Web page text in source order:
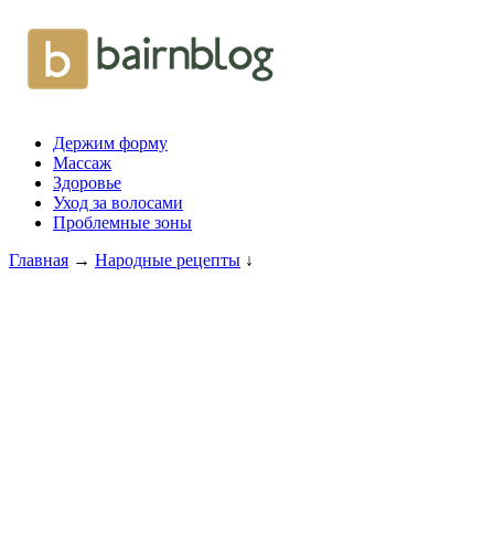
Держим форму
Массаж
Здоровье
Уход за волосами
Проблемные зоны
Главная → Народные рецепты ↓